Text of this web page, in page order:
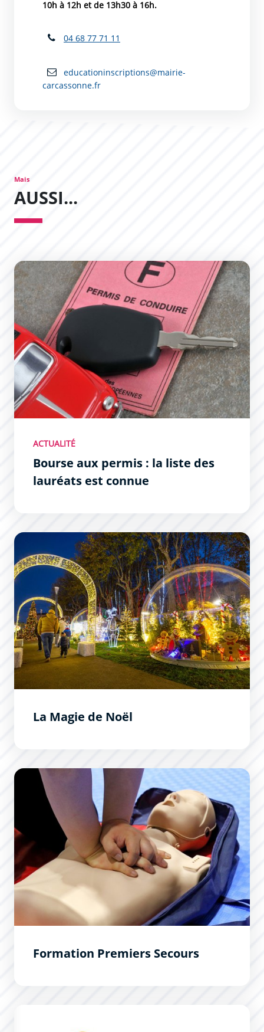
10h à 12h et de 13h30 à 16h.
04 68 77 71 11
educationinscriptions@mairie-
carcassonne.fr
Mais
AUSSI...
Bourse aux permis : la liste des lauréats est connue
ACTUALITÉ
Bourse aux permis : la liste des
lauréats est connue
La Magie de Noël
La Magie de Noël
Formation Premiers Secours
Formation Premiers Secours